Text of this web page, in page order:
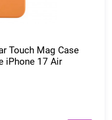
Touch Mag Case
iPhone 17 Air